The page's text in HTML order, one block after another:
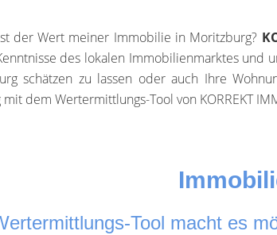
der Wert meiner Immobilie in Moritzburg?
des lokalen Immobilienmarktes und
schätzen zu lassen oder auch Ihre
dem Wertermittlungs-Tool von KORREKT
Tool macht es